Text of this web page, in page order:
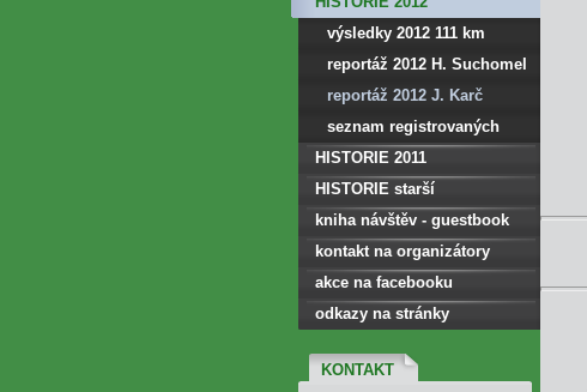
výsledky 2012 111 km
reportáž 2012 H. Suchomel
reportáž 2012 J. Karč
seznam registrovaných
HISTORIE 2011
HISTORIE starší
kniha návštěv - guestbook
kontakt na organizátory
akce na facebooku
odkazy na stránky
KONTAKT